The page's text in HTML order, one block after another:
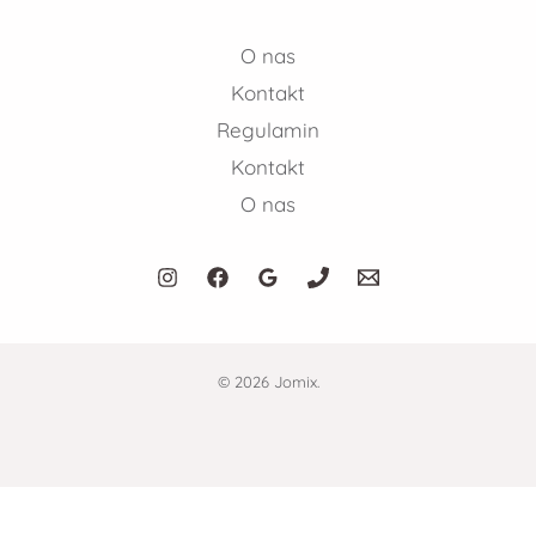
O nas
Kontakt
Regulamin
Kontakt
O nas
© 2026 Jomix.